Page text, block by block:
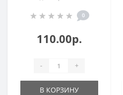
0
110.00р.
- +
В КОРЗИНУ